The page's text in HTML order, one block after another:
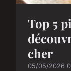
Top 5
cher
05/05/2026